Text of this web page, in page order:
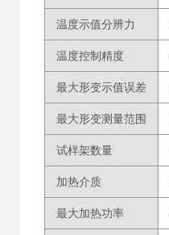
温度示值分辨力
温度控制精度
最大形变示值误差
最大形变测量范围
试样架数量
加热介质
最大加热功率